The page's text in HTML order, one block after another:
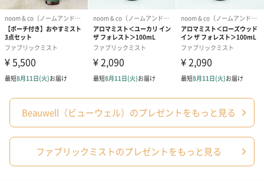
清涼成分のメントールでひんやり心地よい冷涼感が、汗ばむ季節
のシャツや靴下を涼しく快適にします。ご自分用にはもちろん、
普段お世話になっている方にプレゼントしてみませんか。
原材料
【シトラスミント】水、エタノール、消臭剤、界面活
性剤、香料、乳酸メンチル、L-メントール、防腐剤
活性剤、香料、乳酸メンチル、L-メントール、防腐剤
Beauwell（ビューウェル）のプレゼントをもっと見る
ファブリックミストのプレゼントをもっと見る